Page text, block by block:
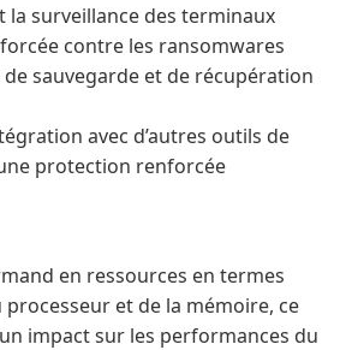
la surveillance des terminaux
contre les ransomwares
sauvegarde et de récupération
avec d’autres outils de
protection renforcée
en ressources en termes
processeur et de la mémoire, ce
impact sur les performances du